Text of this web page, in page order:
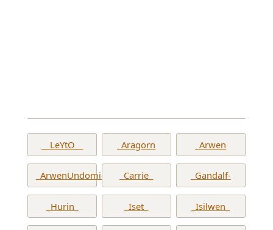
__LeYtO__ _Aragorn _Arwen
_ArwenUndomiel_ _Carrie_ _Gandalf-
_Hurin_ _Iset_ _Isilwen_